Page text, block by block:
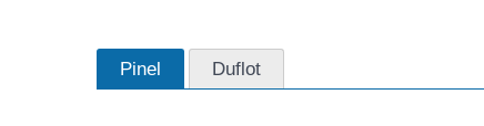
Pinel Duflot